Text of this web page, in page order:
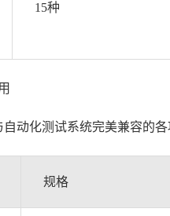
15种
动化测试系统完美兼容的
规格